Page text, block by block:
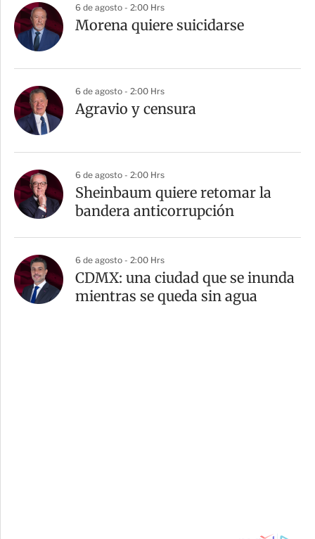
6 de agosto - 2:00 Hrs
Morena quiere suicidarse
6 de agosto - 2:00 Hrs
Agravio y censura
6 de agosto - 2:00 Hrs
Sheinbaum quiere retomar la
bandera anticorrupción
6 de agosto - 2:00 Hrs
CDMX: una ciudad que se inunda
mientras se queda sin agua